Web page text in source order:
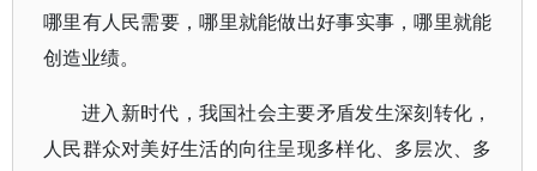
哪里有人民需要，哪里就能做出好事实事，哪里就能
创造业绩。
进入新时代，我国社会主要矛盾发生深刻转化，
人民群众对美好生活的向往呈现多样化、多层次、多